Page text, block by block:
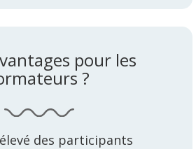
pour les
?
des participants